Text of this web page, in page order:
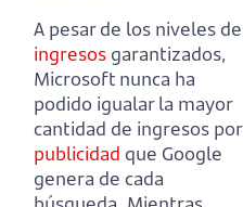
A pesar de los niveles de
ingresos garantizados,
Microsoft nunca ha
podido igualar la mayor
cantidad de ingresos por
publicidad que Google
genera de cada